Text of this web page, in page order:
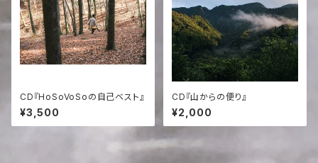
CD『HoSoVoSoの自己ベスト』
¥3,500
CD『山からの便り』
¥2,000